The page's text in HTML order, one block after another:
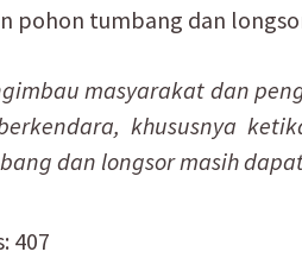
pohon tumbang dan
masyarakat dan
khususnya
dan longsor masih
407